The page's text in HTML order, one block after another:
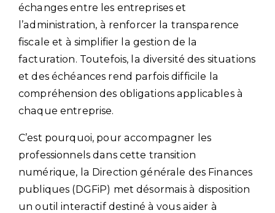
échanges entre les entreprises et
l’administration, à renforcer la transparence
fiscale et à simplifier la gestion de la
facturation. Toutefois, la diversité des situations
et des échéances rend parfois difficile la
compréhension des obligations applicables à
chaque entreprise.
C’est pourquoi, pour accompagner les
professionnels dans cette transition
numérique, la Direction générale des Finances
publiques (DGFiP) met désormais à disposition
un outil interactif destiné à vous aider à